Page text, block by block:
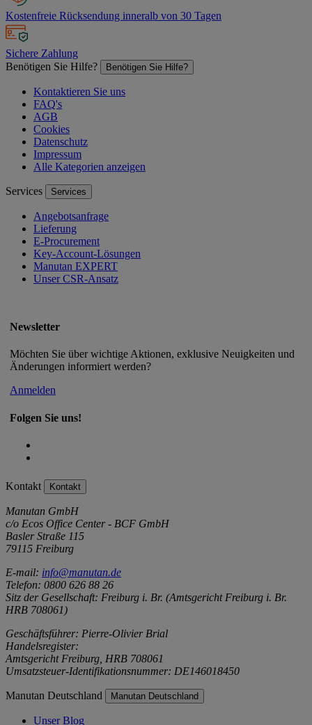
Kostenfreie Rücksendung inneralb von 30 Tagen
Sichere Zahlung
Benötigen Sie Hilfe?
Benötigen Sie Hilfe?
Kontaktieren Sie uns
FAQ's
AGB
Cookies
Datenschutz
Impressum
Alle Kategorien anzeigen
Services Services
Angebotsanfrage
Lieferung
E-Procurement
Key-Account-Lösungen
Manutan EXPERT
Unser CSR-Ansatz
Newsletter
Möchten Sie über wichtige Aktionen, exklusive Neuigkeiten und
Änderungen informiert werden?
Anmelden
Folgen Sie uns!
Kontakt Kontakt
Manutan GmbH
c/o Ecos Office Center - BCF GmbH
Basler Straße 115
79115 Freiburg
E-mail: info@manutan.de
Telefon: 0800 626 88 26
Sitz der Gesellschaft: Freiburg i. Br. (Amtsgericht Freiburg i. Br.
HRB 708061)
Geschäftsführer: Pierre-Olivier Brial
Handelsregister:
Amtsgericht Freiburg, HRB 708061
Umsatzsteuer-Identifikationsnummer: DE146018450
Manutan Deutschland Manutan Deutschland
Unser Blog